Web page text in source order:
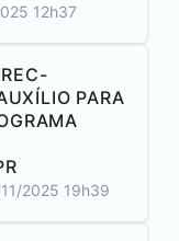
12h37
PARA
2025 19h39